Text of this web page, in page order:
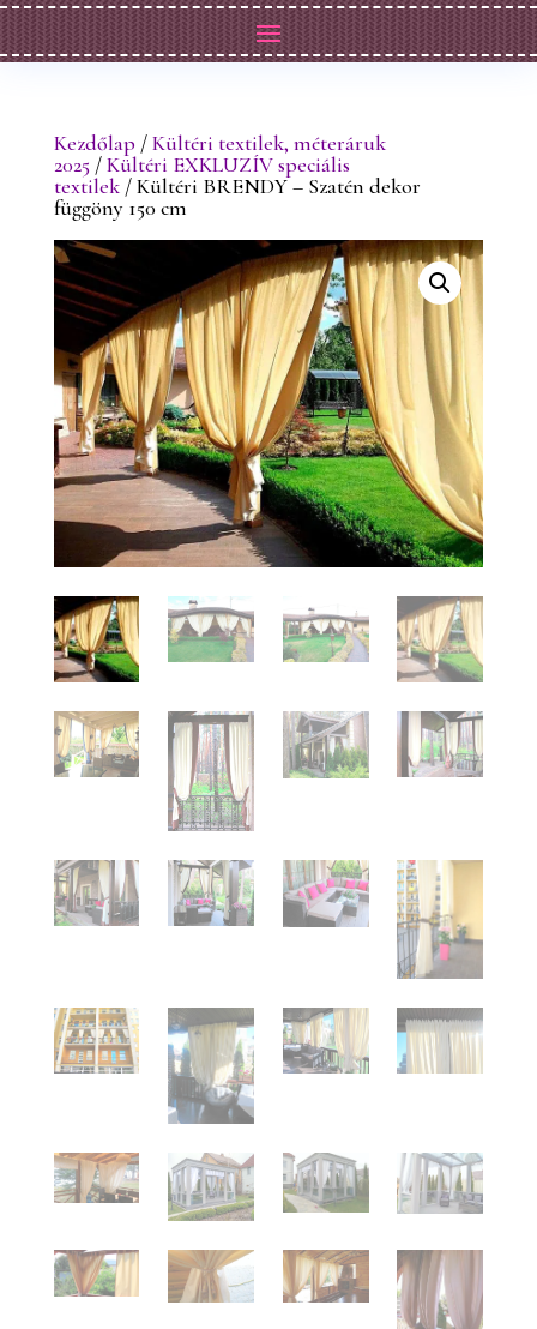
Kezdőlap /Kültéri textilek, méteráruk
2025/Kültéri EXKLUZÍV speciális
textilek/ Kültéri BRENDY – Szatén dekor
függöny 150 cm